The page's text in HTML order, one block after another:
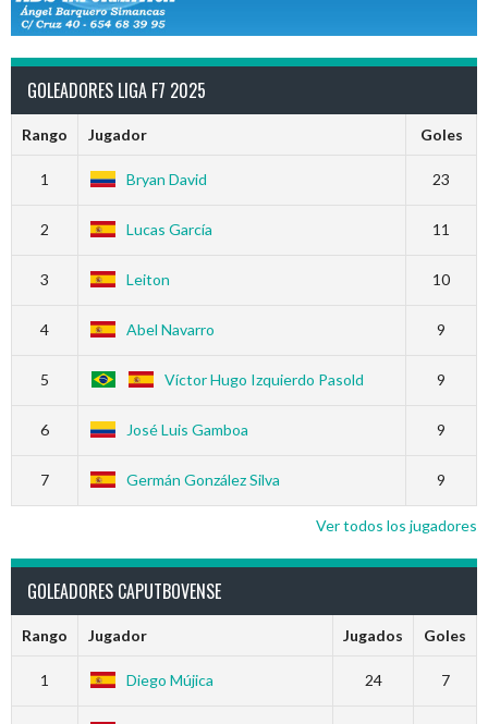
GOLEADORES LIGA F7 2025
Rango Jugador Goles
1 Bryan David 23
2 Lucas García 11
3 Leiton 10
4 Abel Navarro 9
5 Víctor Hugo Izquierdo Pasold 9
6 José Luis Gamboa 9
7 Germán González Silva 9
Ver todos los jugadores
GOLEADORES CAPUTBOVENSE
Rango Jugador Jugados Goles
1 Diego Mújica 24 7